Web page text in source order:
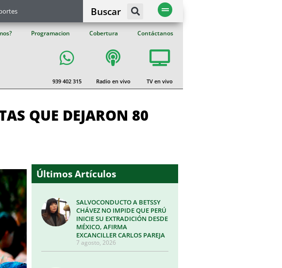
Buscar
Programacion Cobertura Contáctanos
939 402 315 Radio en vivo TV en vivo
QUE DEJARON 80
Últimos Artículos
SALVOCONDUCTO A BETSSY
CHÁVEZ NO IMPIDE QUE PERÚ
INICIE SU EXTRADICIÓN DESDE
MÉXICO, AFIRMA
EXCANCILLER CARLOS PAREJA
7 agosto, 2026